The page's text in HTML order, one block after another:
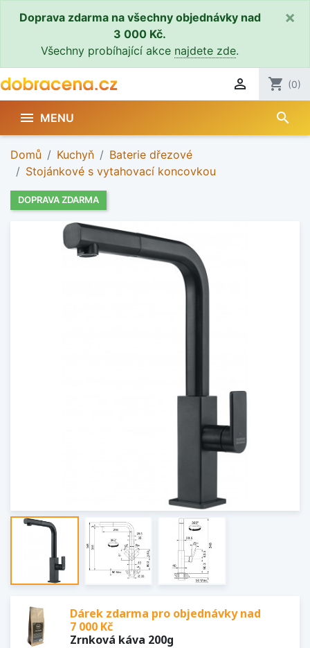
Doprava zdarma na všechny objednávky nad
3 000 Kč.
Všechny probíhající akce najdete zde.
×
 shopping_cart (0)
 MENU search
Domů Kuchyň
Baterie dřezové
Stojánkové s vytahovací koncovkou
DOPRAVA ZDARMA
Dárek zdarma pro objednávky nad
7 000 Kč
Zrnková káva 200g